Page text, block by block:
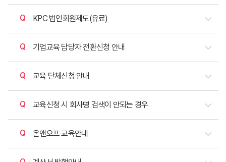
질문
KPC 법인회원제도(유료)
질문
기업교육 담당자 전환신청 안내
질문
교육 단체신청 안내
질문
교육신청 시 회사명 검색이 안되는 경우
질문
온앤오프 교육안내